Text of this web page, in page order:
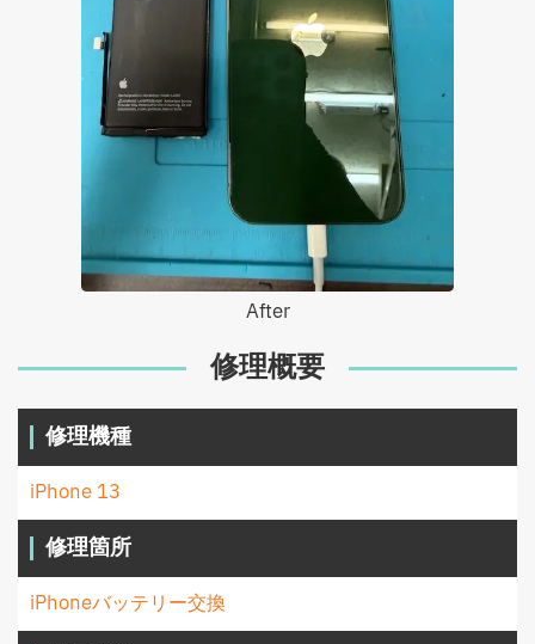
After
修理概要
修理機種
iPhone 13
修理箇所
iPhoneバッテリー交換